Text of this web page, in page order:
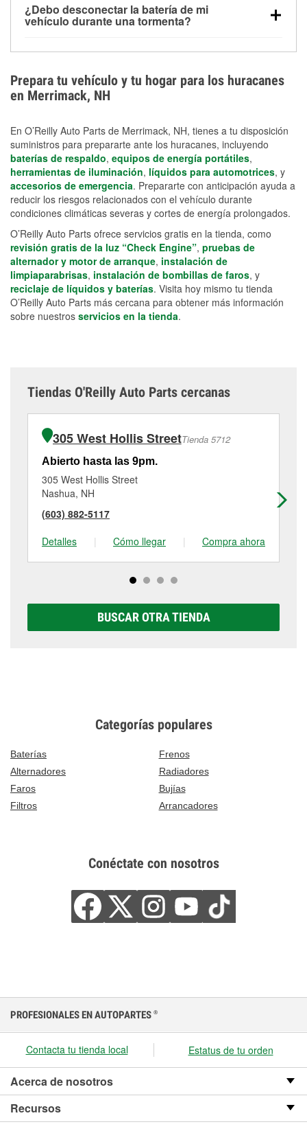
días después de la exposición.
para aplicaciones de ciclo profundo porque son
selladas, resistentes a las vibraciones y más
¿Debo desconectar la batería de mi
vehículo durante una tormenta?
los daños por inundación. Evitar el agua estancada y
preparar opciones de carga de respaldo son
medidas de protección más efectivas.
Prepara tu vehículo y tu hogar para los huracanes
en Merrimack, NH
En O’Reilly Auto Parts de Merrimack, NH, tienes a tu disposición
suministros para prepararte ante los huracanes, incluyendo
baterías de respaldo, equipos de energía portátiles,
herramientas de iluminación, líquidos para automotrices, y
accesorios de emergencia. Prepararte con anticipación ayuda a
reducir los riesgos relacionados con el vehículo durante
condiciones climáticas severas y cortes de energía prolongados.
O’Reilly Auto Parts ofrece servicios gratis en la tienda, como
revisión gratis de la luz “Check Engine”, pruebas de
alternador y motor de arranque, instalación de
limpiaparabrisas, instalación de bombillas de faros, y
reciclaje de líquidos y baterías. Visita hoy mismo tu tienda
O’Reilly Auto Parts más cercana para obtener más información
sobre nuestros servicios en la tienda.
Tiendas O'Reilly Auto Parts cercanas
305 West Hollis StreetTienda 5712
Abierto hasta las 9pm.
305 West Hollis Street
Nashua, NH
(603) 882-5117
Detalles
| Cómo llegar | Compra ahora
BUSCAR OTRA TIENDA
Categorías populares
Baterías
Frenos
Alternadores
Radiadores
Faros
Bujías
Filtros
Arrancadores
Conéctate con nosotros
PROFESIONALES EN AUTOPARTES ®
Contacta tu tienda local Estatus de tu orden
Acerca de nosotros
Recursos